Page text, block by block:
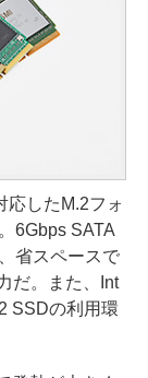
したM.2フォ
6Gbps SATA
省スペースで
だ。また、Int
SSDの利用環